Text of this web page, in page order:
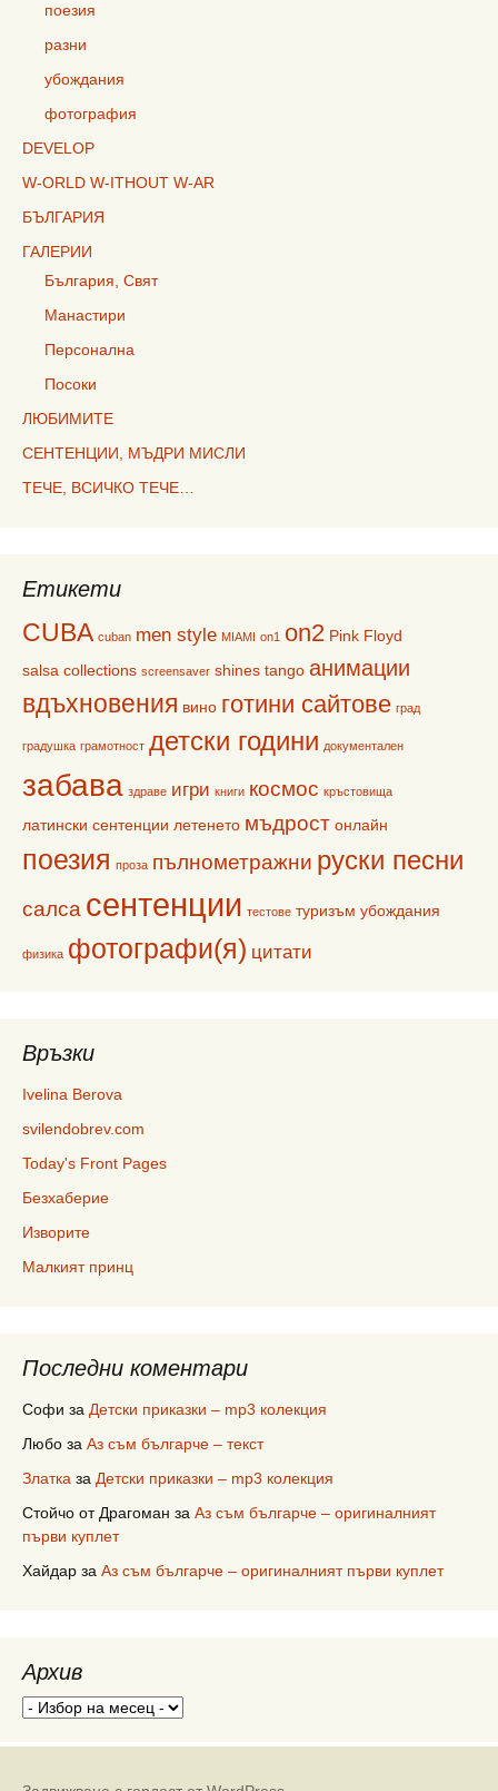
поезия
разни
убождания
фотография
DEVELOP
W-ORLD W-ITHOUT W-AR
БЪЛГАРИЯ
ГАЛЕРИИ
България, Свят
Манастири
Персонална
Посоки
ЛЮБИМИТЕ
СЕНТЕНЦИИ, МЪДРИ МИСЛИ
ТЕЧЕ, ВСИЧКО ТЕЧЕ…
Етикети
CUBA cuban men style MIAMI on1 on2 Pink Floyd
salsa collections screensaver shines tango анимации
вдъхновения вино готини сайтове град
градушка грамотност детски години документален
забава здраве игри книги космос кръстовища
латински сентенции летенето мъдрост онлайн
поезия проза пълнометражни руски песни
салса сентенции тестове туризъм убождания
физика фотографи(я) цитати
Връзки
Ivelina Berova
svilendobrev.com
Today's Front Pages
Безхаберие
Изворите
Малкият принц
Последни коментари
Софи за Детски приказки – mp3 колекция
Любо за Аз съм българче – текст
Златка за Детски приказки – mp3 колекция
Стойчо от Драгоман за Аз съм българче – оригиналният
първи куплет
Хайдар за Аз съм българче – оригиналният първи куплет
Архив
Архив